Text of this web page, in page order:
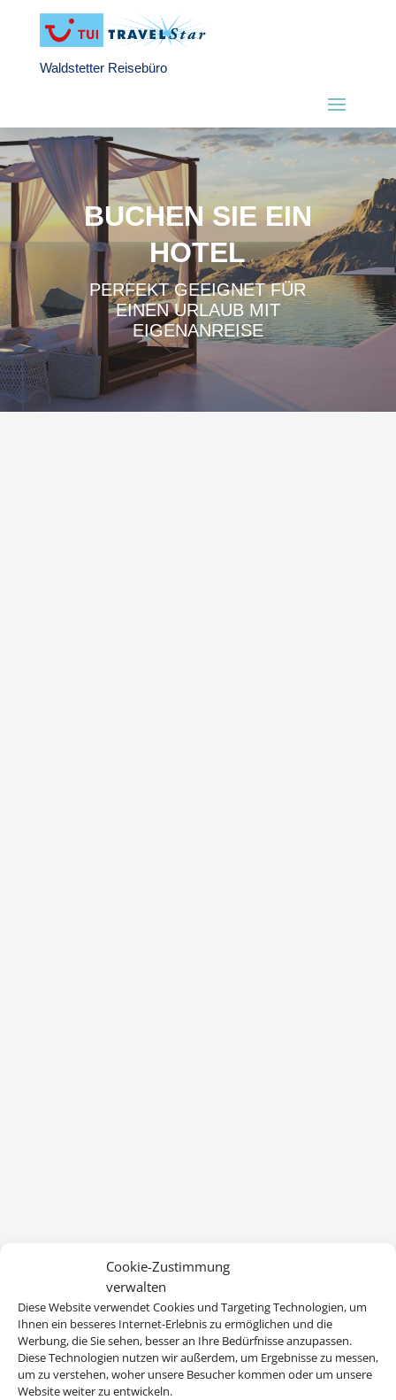
Cookie-Zustimmung
verwalten
Diese Website verwendet Cookies und Targeting Technologien, um
Ihnen ein besseres Internet-Erlebnis zu ermöglichen und die
Werbung, die Sie sehen, besser an Ihre Bedürfnisse anzupassen.
Diese Technologien nutzen wir außerdem, um Ergebnisse zu messen,
um zu verstehen, woher unsere Besucher kommen oder um unsere
Website weiter zu entwickeln.
Waldstetter Reisebüro
BUCHEN SIE EIN
HOTEL
PERFEKT GEEIGNET FÜR
EINEN URLAUB MIT
EIGENANREISE